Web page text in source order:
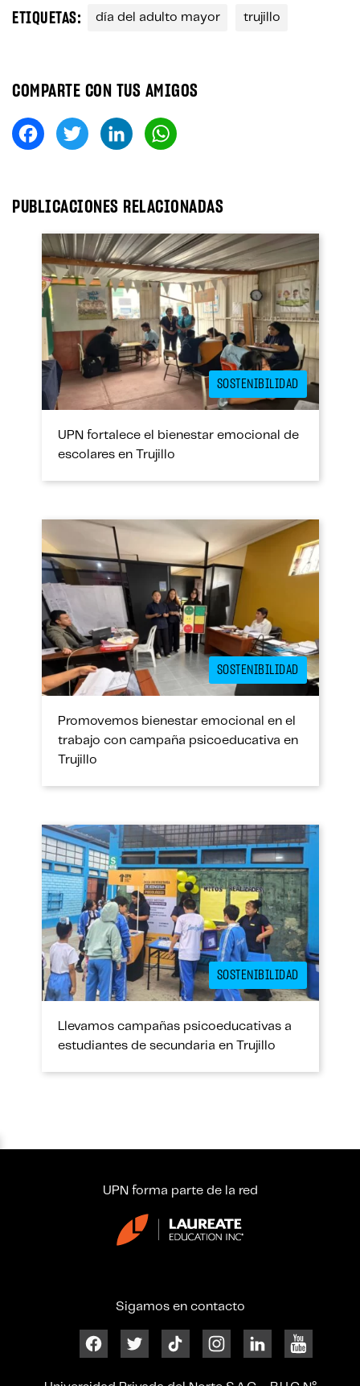
ETIQUETAS: día del adulto mayor trujillo
COMPARTE CON TUS AMIGOS
Fa
ce
ok
T
wi
er
Li
nk
In
A
pp
PUBLICACIONES RELACIONADAS
SOSTENIBILIDAD
UPN fortalece el bienestar emocional de
escolares en Trujillo
SOSTENIBILIDAD
Promovemos bienestar emocional en el
trabajo con campaña psicoeducativa en
Trujillo
SOSTENIBILIDAD
Llevamos campañas psicoeducativas a
estudiantes de secundaria en Trujillo
UPN forma parte de la red
Sigamos en contacto